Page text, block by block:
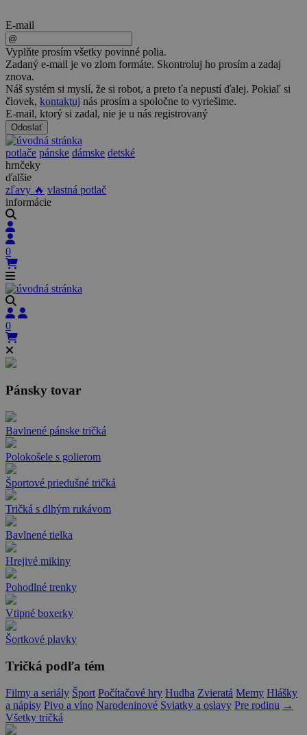
E-mail
Vyplňte prosím všetky povinné polia.
Zadaný e-mail je vo zlom formáte. Skontroluj ho prosím a zadaj
znova.
Náš systém si myslí, že si robot, a preto ťa nepustí ďalej. Pokiaľ si
človek, kontaktuj nás prosím a spoločne to vyriešime.
E-mail, ktorý si zadal, nie je u nás registrovaný
Odoslať
potlače pánske dámske detské
hrnčeky
ďalšie
zľavy 🔥 vlastná potlač
informácie
0
0
Pánsky tovar
Bavlnené pánske tričká
Polokošele s golierom
Športové priedušné tričká
Tričká s dlhým rukávom
Bavlnené tielka
Hrejivé mikiny
Pohodlné trenky
Vtipné boxerky
Šortkové plavky
Tričká podľa tém
Filmy a seriály Šport Počítačové hry Hudba Zvieratá Memy Hlášky
a nápisy Pivo a víno Narodeninové Sviatky a oslavy Pre rodinu →
Všetky tričká